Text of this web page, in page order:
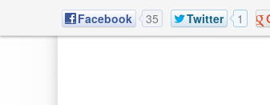
Facebook 35 Twitter 1